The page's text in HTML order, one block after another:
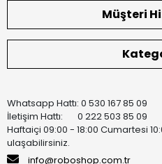
Müşteri
Whatsapp Hattı: 0 530 167 85 09
İletişim Hattı: 0 222 503 85 09
Haftaiçi 09:00 - 18:00 Cumartesi
ulaşabilirsiniz.
info@roboshop.com.tr